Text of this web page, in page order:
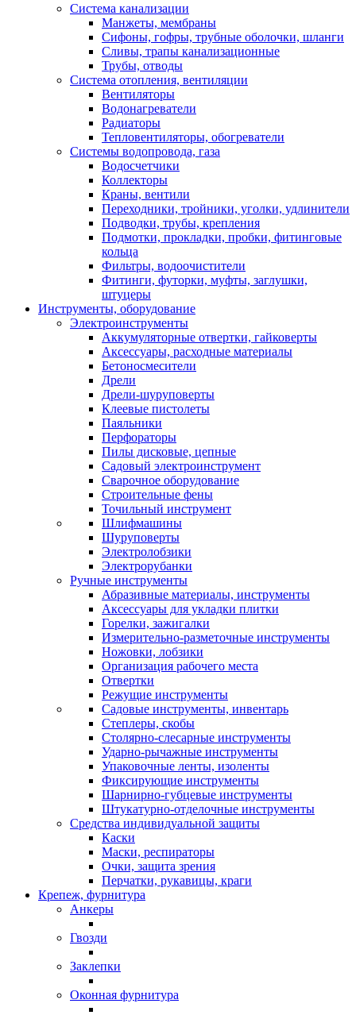
Система канализации
Манжеты, мембраны
Сифоны, гофры, трубные оболочки, шланги
Сливы, трапы канализационные
Трубы, отводы
Система отопления, вентиляции
Вентиляторы
Водонагреватели
Радиаторы
Тепловентиляторы, обогреватели
Системы водопровода, газа
Водосчетчики
Коллекторы
Краны, вентили
Переходники, тройники, уголки, удлинители
Подводки, трубы, крепления
Подмотки, прокладки, пробки, фитинговые
кольца
Фильтры, водоочистители
Фитинги, футорки, муфты, заглушки,
штуцеры
Инструменты, оборудование
Электроинструменты
Аккумуляторные отвертки, гайковерты
Аксессуары, расходные материалы
Бетоносмесители
Дрели
Дрели-шуруповерты
Клеевые пистолеты
Паяльники
Перфораторы
Пилы дисковые, цепные
Садовый электроинструмент
Сварочное оборудование
Строительные фены
Точильный инструмент
Шлифмашины
Шуруповерты
Электролобзики
Электрорубанки
Ручные инструменты
Абразивные материалы, инструменты
Аксессуары для укладки плитки
Горелки, зажигалки
Измерительно-разметочные инструменты
Ножовки, лобзики
Организация рабочего места
Отвертки
Режущие инструменты
Садовые инструменты, инвентарь
Степлеры, скобы
Столярно-слесарные инструменты
Ударно-рычажные инструменты
Упаковочные ленты, изоленты
Фиксирующие инструменты
Шарнирно-губцевые инструменты
Штукатурно-отделочные инструменты
Средства индивидуальной защиты
Каски
Маски, респираторы
Очки, защита зрения
Перчатки, рукавицы, краги
Крепеж, фурнитура
Анкеры
Гвозди
Заклепки
Оконная фурнитура